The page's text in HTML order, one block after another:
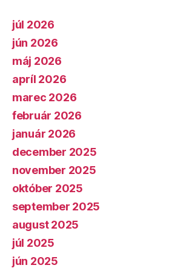
júl 2026
jún 2026
máj 2026
apríl 2026
marec 2026
február 2026
január 2026
december 2025
november 2025
október 2025
september 2025
august 2025
júl 2025
jún 2025